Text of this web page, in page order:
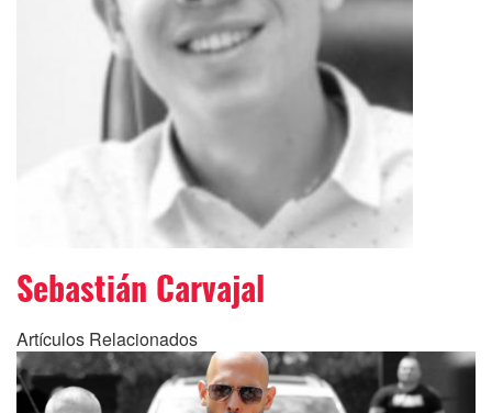
Sebastián Carvajal
Artículos Relacionados